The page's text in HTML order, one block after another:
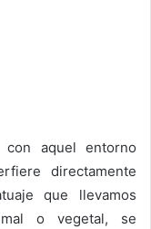
con aquel entorno
directamente
que llevamos
o vegetal, se